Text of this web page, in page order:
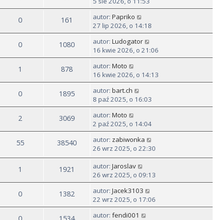
s
t
y
o
s
t
0 161 autor: Papriko
27 lip 2026, o 14:18
0 1080 autor: Ludogator
16 kwie 2026, o 21:06
1 878 autor: Moto
16 kwie 2026, o 14:13
0 1895 autor: bart.ch
8 paź 2025, o 16:03
2 3069 autor: Moto
2 paź 2025, o 14:04
55 38540 autor: zabiwonka
26 wrz 2025, o 22:30
1 1921 autor: Jaroslav
26 wrz 2025, o 09:13
0 1382 autor: Jacek3103
22 wrz 2025, o 17:06
autor: fendi001